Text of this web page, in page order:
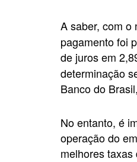
A saber, com o
pagamento foi
de juros em
determinação
Banco do
No entanto, é
operação do
melhores